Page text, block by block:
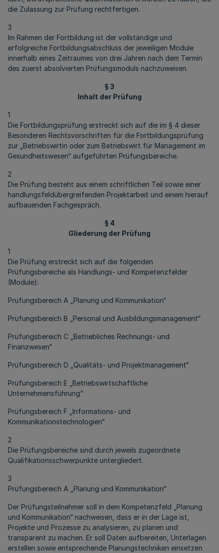
die Zulassung zur Prüfung rechtfertigen.
3
Im Rahmen der Fortbildung ist der vollständige und
erfolgreiche Fortbildungsabschluss der jeweiligen Module
innerhalb eines Zeitraumes von drei Jahren nach dem Termin
des zuerst absolvierten Prüfungsmoduls nachzuweisen.
§ 3
Inhalt der Prüfung
1
Die Fortbildungsprüfung erstreckt sich auf die im § 4 dieser
Besonderen Rechtsvorschriften für die Fortbildungsprüfung
zur „Betriebswirtin oder zum Betriebswirt für Management im
Gesundheitswesen“ aufgeführten Prüfungsbereiche.
2
Die Prüfung besteht aus einem schriftlichen Teil sowie einer
handlungsfeldübergreifenden Projektarbeit und einem hierauf
aufbauenden Fachgespräch.
§ 4
Gliederung der Prüfung
1
Die Prüfung erstreckt sich auf die folgenden
Prüfungsbereiche als Handlungs- und Kompetenzfelder
(Module):
Prüfungsbereich A „Planung und Kommunikation“
Prüfungsbereich B „Personal und Ausbildungsmanagement“
Prüfungsbereich C „Betriebliches Rechnungs- und
Finanzwesen“
Prüfungsbereich D „Qualitäts- und Projektmanagement“
Prüfungsbereich E „Betriebswirtschaftliche
Unternehmensführung“
Prüfungsbereich F „Informations- und
Kommunikationstechnologien“
2
Die Prüfungsbereiche sind durch jeweils zugeordnete
Qualifikationsschwerpunkte untergliedert.
3
Prüfungsbereich A „Planung und Kommunikation“
Der Prüfungsteilnehmer soll in dem Kompetenzfeld „Planung
und Kommunikation“ nachweisen, dass er in der Lage ist,
Projekte und Prozesse zu analysieren, zu planen und
transparent zu machen. Er soll Daten aufbereiten, Unterlagen
erstellen sowie entsprechende Planungstechniken einsetzen